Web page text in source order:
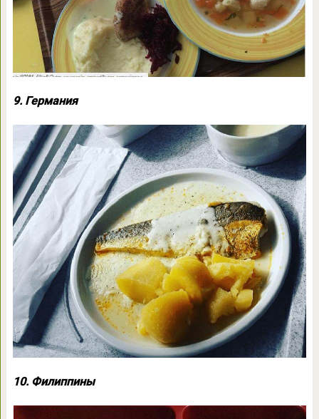
9. Германия
10. Филиппины